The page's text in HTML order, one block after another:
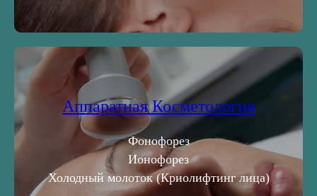
Аппаратная Косметология
Фонофорез
Ионофорез
Холодный молоток (Криолифтинг лица)